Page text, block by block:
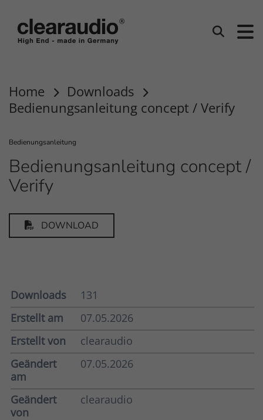
Suchen
Home
Downloads
Bedienungsanleitung concept / Verify
Bedienungsanleitung
Bedienungsanleitung concept /
Verify
DOWNLOAD
Downloads
131
Erstellt am
07.05.2026
Erstellt von
clearaudio
Geändert
am
07.05.2026
Geändert
von
clearaudio